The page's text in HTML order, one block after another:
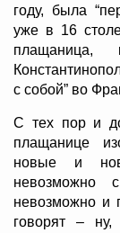
году, была
уже в 16
плащаница,
с собой” во
С тех пор и
плащанице
новые и
невозможно
невозможно и
говорят –